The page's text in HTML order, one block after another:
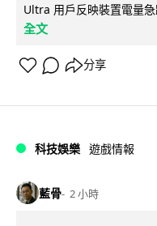
Ultra 用戶反映裝置電量
全文
分享
科技娛樂 遊戲情報
藍骨 2 小時